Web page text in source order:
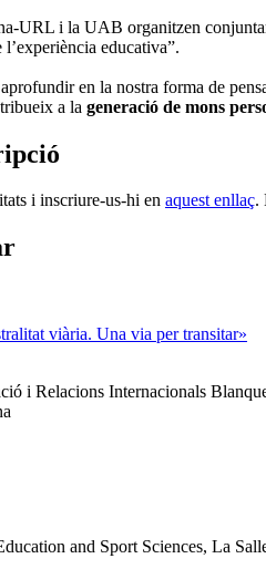
URL i la UAB organitzen
educativa”.
en la nostra forma de
a la generació de mons
i inscriure-us-hi en aquest enllaç.
viària. Una via per transitar»
i Relacions Internacionals
and Sport Sciences, La